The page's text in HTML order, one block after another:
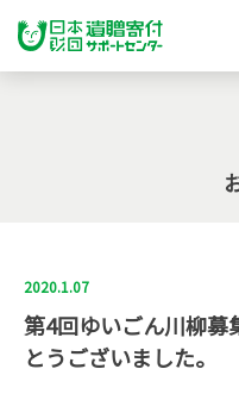
2020.1.07
第4回ゆいごん川柳募
とうございました。